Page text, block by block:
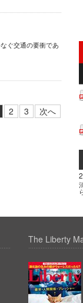
ぐ交通の要衝であ
2 3 次へ
The Liberty